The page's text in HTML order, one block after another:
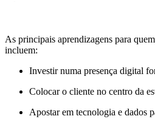
As principais aprendizagens para
incluem:
Investir numa presença digital
Colocar o cliente no centro da
Apostar em tecnologia e dados